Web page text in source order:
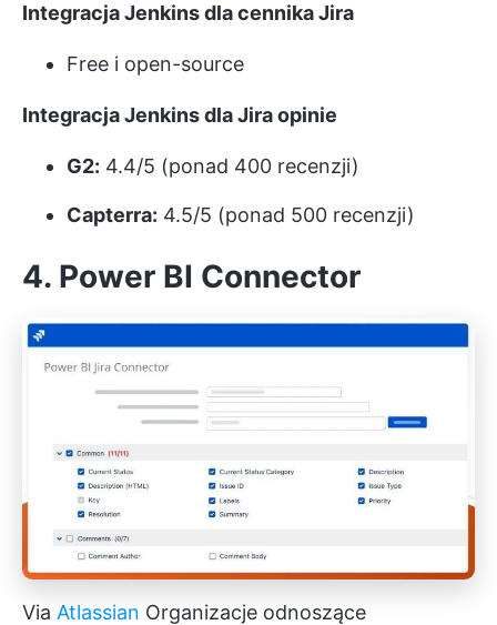
Integracja Jenkins dla cennika Jira
Free i open-source
Integracja Jenkins dla Jira opinie
G2: 4.4/5 (ponad 400 recenzji)
Capterra: 4.5/5 (ponad 500 recenzji)
4. Power BI Connector
Via Atlassian Organizacje odnoszące